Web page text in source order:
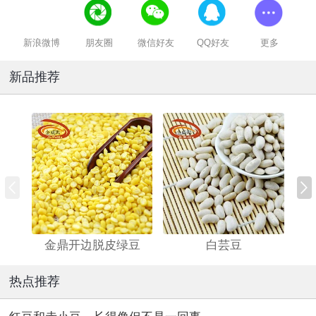
新浪微博 朋友圈 微信好友 QQ好友 更多
新品推荐
金鼎开边脱皮绿豆 白芸豆
热点推荐